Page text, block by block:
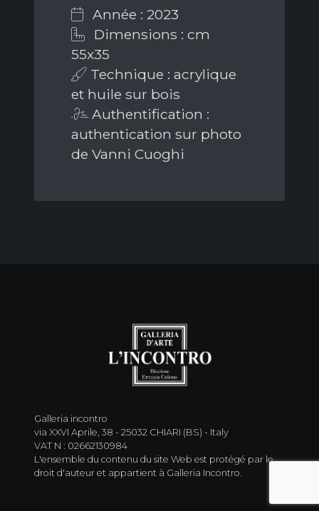
Année : 2023
Dimensions : cm
55x35
Technique : acrylique
et huile sur bois
Authentification :
authentication sur photo
de Vanni Cuoghi
Galleria incontro
via XXVI Aprile, 38 - 25032 CHIARI (BS) - Italy
VAT N : 02662130984
L'ensemble du contenu du site Web est protégé par le
droit d'auteur et appartient à Galleria Incontro.